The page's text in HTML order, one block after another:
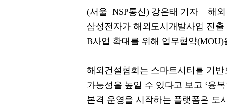
(서울=NSP통신) 강은태 기자 = 해
삼성전자가 해외도시개발사업 진
B사업 확대를 위해 업무협약(MOU)
해외건설협회는 스마트시티를 기
가능성을 높일 수 있다고 보고 ‘융
본격 운영을 시작하는 플랫폼은 도